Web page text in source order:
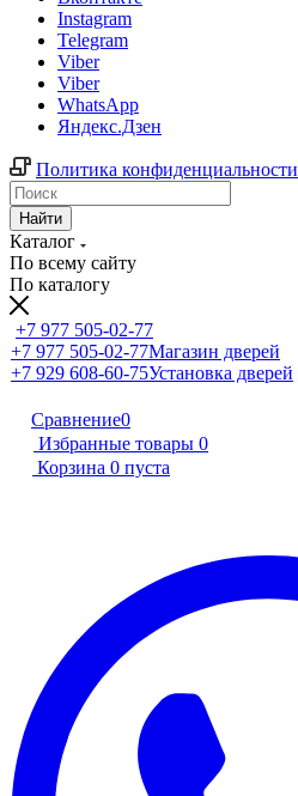
Instagram
Telegram
Viber
Viber
WhatsApp
Яндекс.Дзен
Политика конфиденциальности
Найти
Каталог
По всему сайту
По каталогу
+7 977 505-02-77
+7 977 505-02-77Магазин дверей
+7 929 608-60-75Установка дверей
Сравнение0
Избранные товары 0
Корзина 0 пуста